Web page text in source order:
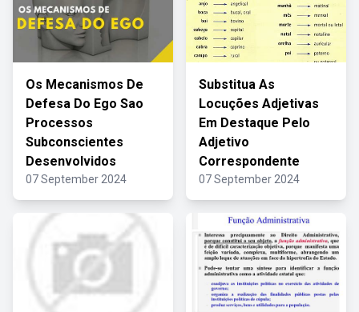
Os Mecanismos De
Defesa Do Ego Sao
Processos
Subconscientes
Desenvolvidos
07 September 2024
Substitua As
Locuções Adjetivas
Em Destaque Pelo
Adjetivo
Correspondente
07 September 2024